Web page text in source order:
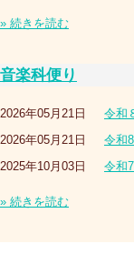
» 続きを読む
音楽科便り
2026年05月21日
令和
2026年05月21日
令和
2025年10月03日
令和
» 続きを読む